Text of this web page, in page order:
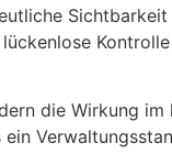
die Wirkung